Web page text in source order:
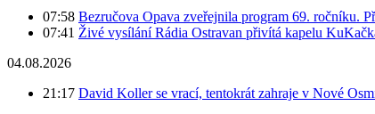
07:58 Bezručova Opava zveřejnila program 69. ročníku.
07:41 Živé vysílání Rádia Ostravan přivítá kapelu
04.08.2026
21:17 David Koller se vrací, tentokrát zahraje v Nové